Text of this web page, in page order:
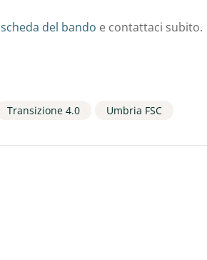
scheda del bando e contattaci subito.
Transizione 4.0 Umbria FSC